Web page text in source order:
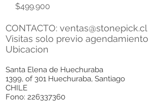
Precio
$499.900
CONTACTO: ventas@stonepick.cl
Visitas solo previo agendamiento
Ubicacion
Santa Elena de Huechuraba
1399, of 301 Huechuraba, Santiago
CHILE
Fono: 226337360